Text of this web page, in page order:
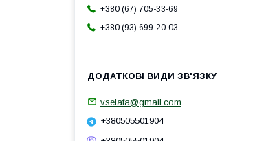
+380 (67) 705-33-69
+380 (93) 699-20-03
vselafa@gmail.com
+380505501904